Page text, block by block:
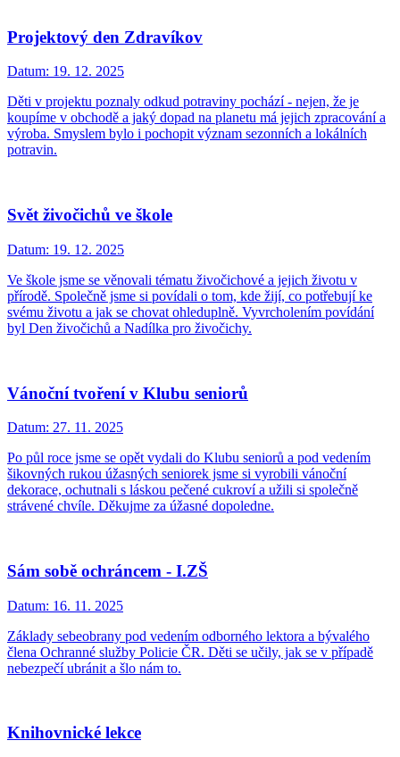
Projektový den Zdravíkov
Datum: 19. 12. 2025
Děti v projektu poznaly odkud potraviny pochází - nejen, že je
koupíme v obchodě a jaký dopad na planetu má jejich zpracování a
výroba. Smyslem bylo i pochopit význam sezonních a lokálních
potravin.
Svět živočichů ve škole
Datum: 19. 12. 2025
Ve škole jsme se věnovali tématu živočichové a jejich životu v
přírodě. Společně jsme si povídali o tom, kde žijí, co potřebují ke
svému životu a jak se chovat ohleduplně. Vyvrcholením povídání
byl Den živočichů a Nadílka pro živočichy.
Vánoční tvoření v Klubu seniorů
Datum: 27. 11. 2025
Po půl roce jsme se opět vydali do Klubu seniorů a pod vedením
šikovných rukou úžasných seniorek jsme si vyrobili vánoční
dekorace, ochutnali s láskou pečené cukroví a užili si společně
strávené chvíle. Děkujme za úžasné dopoledne.
Sám sobě ochráncem - I.ZŠ
Datum: 16. 11. 2025
Základy sebeobrany pod vedením odborného lektora a bývalého
člena Ochranné služby Policie ČR. Děti se učily, jak se v případě
nebezpečí ubránit a šlo nám to.
Knihovnické lekce